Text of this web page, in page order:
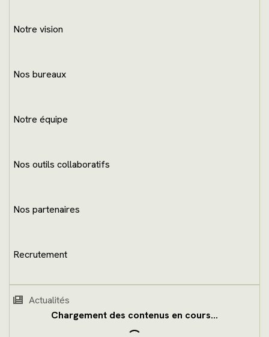
Notre vision
Nos bureaux
Notre équipe
Nos outils collaboratifs
Nos partenaires
Recrutement
Actualités